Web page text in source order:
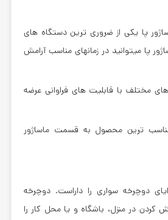
پا یکی از ضروری ترین دستگاه های
پا میتوانید در زمانهای مناسب آرامش
مختلف با قابلیت های فراوانی عرضه
ترین محصول به قسمت ماساژور
دوچرخه سواری را داراست. دوچرخه
کردن در منزل، باشگاه و یا محل کار را